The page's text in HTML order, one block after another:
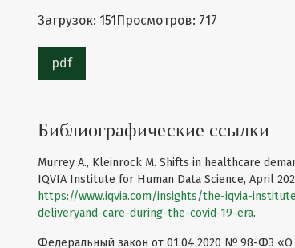
Загрузок: 151Просмотров: 717
pdf
Библиографические ссылки
Murrey A., Kleinrock M. Shifts in healthcare
IQVIA Institute for Human Data Science, April
https://www.iqvia.com/insights/the-iqvia-
deliveryand-care-during-the-covid-19-era.
Федеральный закон от 01.04.2020 № 98-ФЗ